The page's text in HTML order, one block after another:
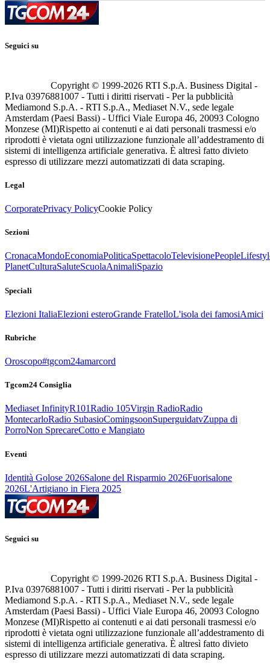
Seguici su
Copyright © 1999-2026 RTI S.p.A. Business Digital -
P.Iva 03976881007 - Tutti i diritti riservati - Per la pubblicità
Mediamond S.p.A. - RTI S.p.A., Mediaset N.V., sede legale
Amsterdam (Paesi Bassi) - Uffici Viale Europa 46, 20093 Cologno
Monzese (MI)Rispetto ai contenuti e ai dati personali trasmessi e/o
riprodotti è vietata ogni utilizzazione funzionale all’addestramento di
sistemi di intelligenza artificiale generativa. È altresì fatto divieto
espresso di utilizzare mezzi automatizzati di data scraping.
Legal
CorporatePrivacy PolicyCookie Policy
Sezioni
CronacaMondoEconomiaPoliticaSpettacoloTelevisionePeople
PlanetCulturaSaluteScuolaAnimaliSpazio
Speciali
Elezioni ItaliaElezioni esteroGrande FratelloL'isola dei famosiAmici
Rubriche
Oroscopo#tgcom24amarcord
Tgcom24 Consiglia
Mediaset InfinityR101Radio 105Virgin RadioRadio
MontecarloRadio SubasioComingsoonSuperguidatvZuppa di
PorroNon SprecareCotto e Mangiato
Eventi
Identità Golose 2026Salone del Risparmio 2026Fuorisalone
2026L'Artigiano in Fiera 2025
Seguici su
Copyright © 1999-2026 RTI S.p.A. Business Digital -
P.Iva 03976881007 - Tutti i diritti riservati - Per la pubblicità
Mediamond S.p.A. - RTI S.p.A., Mediaset N.V., sede legale
Amsterdam (Paesi Bassi) - Uffici Viale Europa 46, 20093 Cologno
Monzese (MI)Rispetto ai contenuti e ai dati personali trasmessi e/o
riprodotti è vietata ogni utilizzazione funzionale all’addestramento di
sistemi di intelligenza artificiale generativa. È altresì fatto divieto
espresso di utilizzare mezzi automatizzati di data scraping.